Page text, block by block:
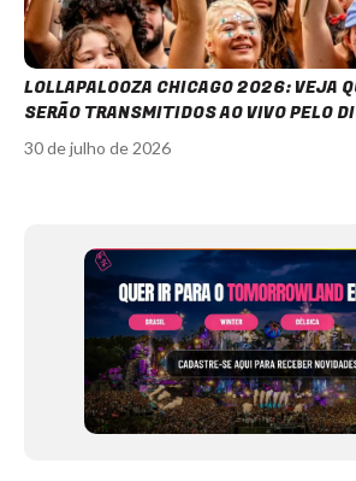
LOLLAPALOOZA CHICAGO 2026: VEJA
SERÃO TRANSMITIDOS AO VIVO PELO
30 de julho de 2026